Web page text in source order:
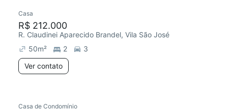
Chegou este mês
Casa
R$ 212.000
R. Claudinei Aparecido Brandel, Vila São José
50m² 2
3
Ver contato
Chegou este mês
Casa de Condomínio